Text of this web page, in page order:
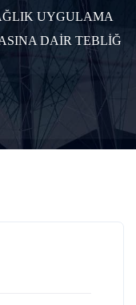
UYGULAMA
DAİR TEBLİĞ